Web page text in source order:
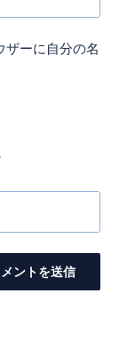
ザーに自分の名